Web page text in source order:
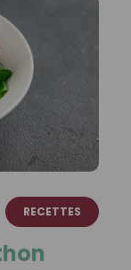
RECETTES